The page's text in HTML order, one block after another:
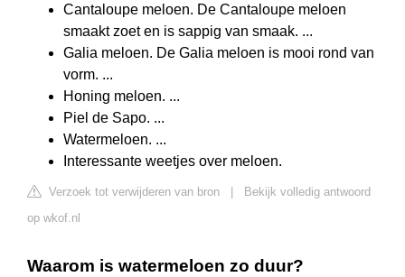
Cantaloupe meloen. De Cantaloupe meloen
smaakt zoet en is sappig van smaak. ...
Galia meloen. De Galia meloen is mooi rond van
vorm. ...
Honing meloen. ...
Piel de Sapo. ...
Watermeloen. ...
Interessante weetjes over meloen.
Verzoek tot verwijderen van bron
Bekijk volledig antwoord
op wkof.nl
Waarom is watermeloen zo duur?